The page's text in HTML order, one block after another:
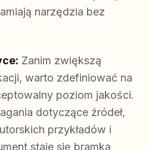
narzędzia bez
Zanim zwiększą
warto zdefiniować na
poziom jakości.
dotyczące źródeł,
przykładów i
staje się bramką